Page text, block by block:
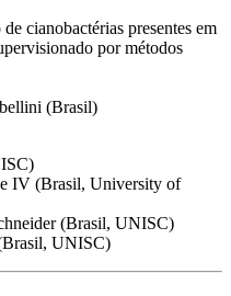
cianobactérias presentes em
por métodos
(Brasil)
IV (Brasil, University of
(Brasil, UNISC)
UNISC)